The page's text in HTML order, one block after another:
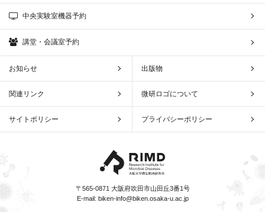
中央実験室機器予約
講堂・会議室予約
お知らせ 出版物
関連リンク 微研ロゴについて
サイトポリシー プライバシーポリシー
〒565-0871 大阪府吹田市山田丘3番1号
E-mail: biken-info@biken.osaka-u.ac.jp